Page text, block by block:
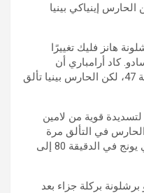
إينياكي بينيا
هانز فليك تغييرًا
كاد أرامباري أن
يضاعف النتيجة لخيتافي في الدقيقة 47، لكن الحارس بينيا تألق
قوية من لامين
استمر الحارس في التألق مرة
أخرى عندما أبعد تصويبة فرينكي دي يونج في الدقيقة 80 إلى
بركلة جزاء بعد